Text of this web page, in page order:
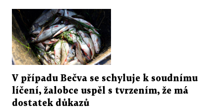
V případu Bečva se schyluje k soudnímu
líčení, žalobce uspěl s tvrzením, že má
dostatek důkazů